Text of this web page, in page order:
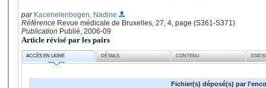
par Kacenelenbogen, Nadine
Référence Revue médicale de Bruxelles, 27, 4, page (S361-S371)
Publication Publié, 2006-09
Article révisé par les pairs
ACCÈS EN LIGNE DÉTAILS CONTENU
Fichier(s) déposé(s) par